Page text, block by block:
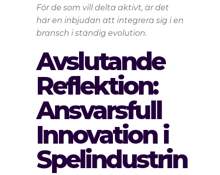
För de som vill delta aktivt, är det
här en inbjudan att integrera sig i en
bransch i ständig evolution.
Avslutande
Reflektion:
Ansvarsfull
Innovation i
Spelindustrin